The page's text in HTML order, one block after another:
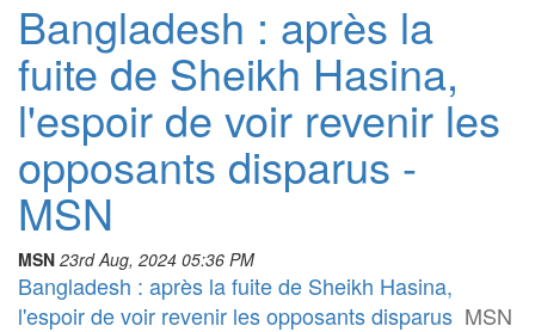
Bangladesh : après la
fuite de Sheikh Hasina,
l'espoir de voir revenir les
opposants disparus -
MSN
MSN 23rd Aug, 2024 05:36 PM
Bangladesh : après la fuite de Sheikh Hasina,
l'espoir de voir revenir les opposants disparus MSN